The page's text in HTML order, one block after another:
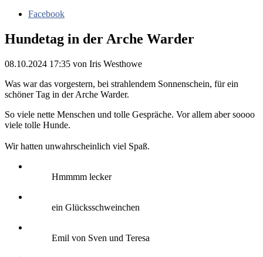
Facebook
Hundetag in der Arche Warder
08.10.2024 17:35 von Iris Westhowe
Was war das vorgestern, bei strahlendem Sonnenschein, für ein
schöner Tag in der Arche Warder.
So viele nette Menschen und tolle Gespräche. Vor allem aber soooo
viele tolle Hunde.
Wir hatten unwahrscheinlich viel Spaß.
Hmmmm lecker
ein Glücksschweinchen
Emil von Sven und Teresa